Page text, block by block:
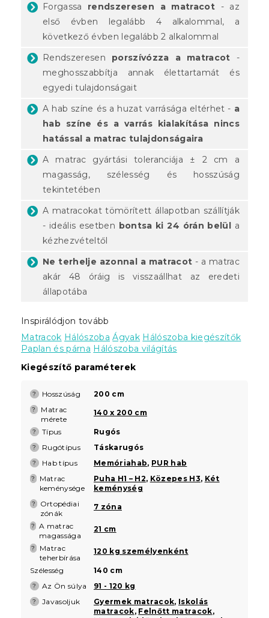
Forgassa rendszeresen a matracot - az
első évben legalább 4 alkalommal, a
következő évben legalább 2 alkalommal
Rendszeresen porszívózza a matracot -
meghosszabbítja annak élettartamát és
egyedi tulajdonságait
A hab színe és a huzat varrásága eltérhet - a
hab színe és a varrás kialakítása nincs
hatással a matrac tulajdonságaira
A matrac gyártási toleranciája ± 2 cm a
magasság, szélesség és hosszúság
tekintetében
A matracokat tömörített állapotban szállítják
- ideális esetben bontsa ki 24 órán belül a
kézhezvételtől
Ne terhelje azonnal a matracot - a matrac
akár 48 óráig is visszaállhat az eredeti
állapotába
Inspirálódjon tovább
Matracok Hálószoba Ágyak Hálószoba kiegészítők
Paplan és párna Hálószoba világítás
Kiegészítő paraméterek
? Hosszúság 200 cm
?
Matrac
mérete
140 x 200 cm
? Típus Rugós
? Rugótípus Táskarugós
? Hab típus Memóriahab, PUR hab
?
Matrac
keménysége
Puha H1 – H2, Közepes H3, Két
keménység
?
Ortopédiai
zónák
7 zóna
?
A matrac
magassága
21 cm
?
Matrac
teherbírása
120 kg személyenként
Szélesség 140 cm
? Az Ön súlya 91 - 120 kg
? Javasoljuk Gyermek matracok, Iskolás
matracok, Felnőtt matracok,